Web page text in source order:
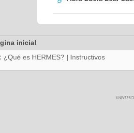
inicial
¿Qué es HERMES? | Instructivos